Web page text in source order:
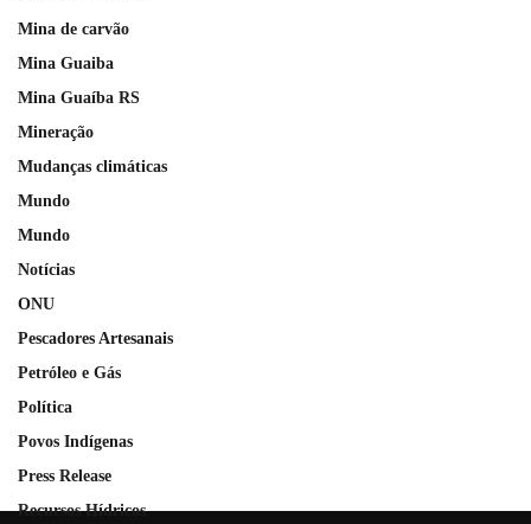
Mina de carvão
Mina Guaiba
Mina Guaíba RS
Mineração
Mudanças climáticas
Mundo
Mundo
Notícias
ONU
Pescadores Artesanais
Petróleo e Gás
Política
Povos Indígenas
Press Release
Recursos Hídricos